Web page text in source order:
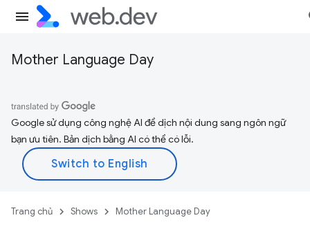
Mother Language Day
Google sử dụng công nghệ AI để dịch nội dung sang ngôn ngữ
bạn ưu tiên. Bản dịch bằng AI có thể có lỗi.
Trang chủ Shows Mother Language Day